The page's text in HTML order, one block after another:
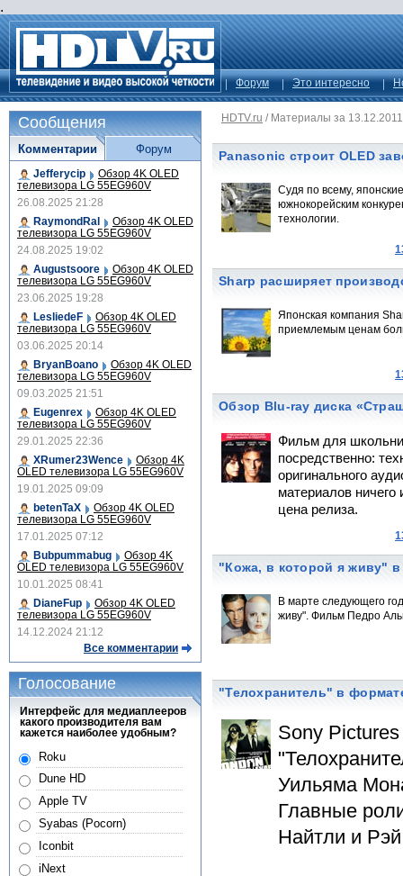
.
Форум Это интересно
HDTV.ru / Материалы за 13.12.2011
Panasonic строит OLED
Судя по всему,
южнокорейским
технологии.
Sharp расширяет
Японская компания
приемлемым ценам
Обзор Blu-ray диска
Фильм для
посредственно:
оригинального
материалов ничего
цена релиза.
"Кожа, в которой я живу"
В марте следующего
живу". Фильм Педро
"Телохранитель" в
Sony
Уильяма
Главные
Найтли и
Сообщения
Комментарии
Jefferycip Обзор 4K OLED
телевизора LG 55EG960V
26.08.2025 21:28
RaymondRal
Обзор 4K OLED
телевизора LG 55EG960V
24.08.2025 19:02
Augustsoore
Обзор 4K OLED
телевизора LG 55EG960V
23.06.2025 19:28
LesliedeF
Обзор 4K OLED
телевизора LG 55EG960V
03.06.2025 20:14
BryanBoano
Обзор 4K OLED
телевизора LG 55EG960V
09.03.2025 21:51
Eugenrex
Обзор 4K OLED
телевизора LG 55EG960V
29.01.2025 22:36
XRumer23Wence
Обзор 4K
OLED телевизора LG 55EG960V
19.01.2025 09:09
betenTaX
Обзор 4K OLED
телевизора LG 55EG960V
17.01.2025 07:12
Bubpummabug
Обзор 4K
OLED телевизора LG 55EG960V
10.01.2025 08:41
DianeFup
Обзор 4K OLED
телевизора LG 55EG960V
14.12.2024 21:12
Все комментарии
Форум
Голосование
Интерфейс для медиаплееров
какого производителя вам
кажется наиболее удобным?
Roku
Dune HD
Apple TV
Syabas (Pocorn)
Iconbit
iNext